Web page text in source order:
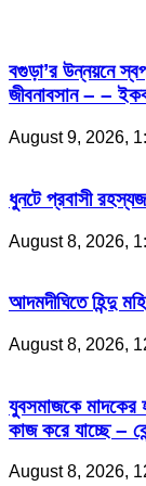
বগুড়া’র উন্নয়নে
জীবনাবসান – –
August 9, 2026,
ধুনটে প্রবাসী
August 8, 2026,
আদমদীঘিতে হিন্দু
August 8, 2026,
যুবসমাজকে মাদকের
কাজ করে যাচ্ছে –
August 8, 2026,